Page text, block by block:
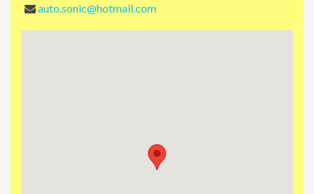
auto.sonic@hotmail.com